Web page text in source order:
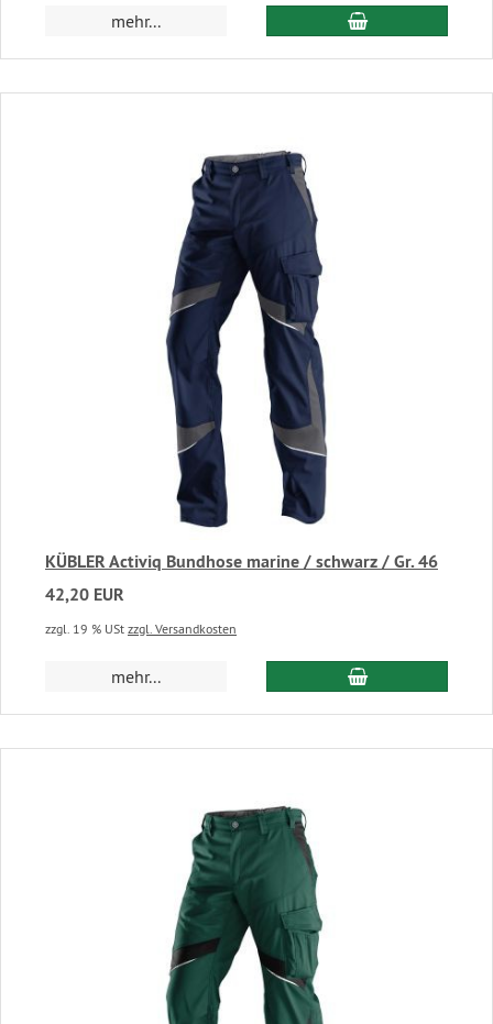
mehr... In den
KÜBLER Activiq Bundhose marine / schwarz / Gr. 46
42,20 EUR
zzgl. 19 % USt zzgl. Versandkosten
mehr... In den